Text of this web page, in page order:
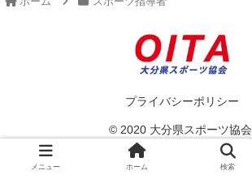
プライバシーポリシー
© 2020 大分県スポーツ協会.
メニュー ホーム 検索